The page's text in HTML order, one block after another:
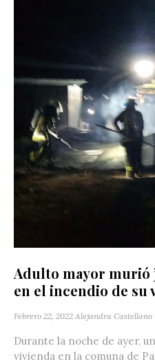
Adulto mayor murió
en el incendio de su
Febrero 22, 2022 Alejandra Castellano
Durante la noche de ayer,
vivienda en la comuna de